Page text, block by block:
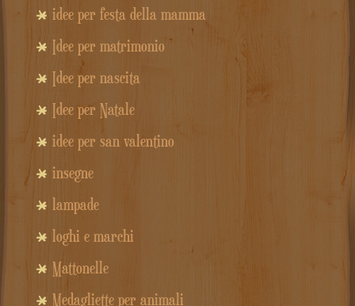
idee per festa della mamma
Idee per matrimonio
Idee per nascita
Idee per Natale
idee per san valentino
insegne
lampade
loghi e marchi
Mattonelle
Medagliette per animali